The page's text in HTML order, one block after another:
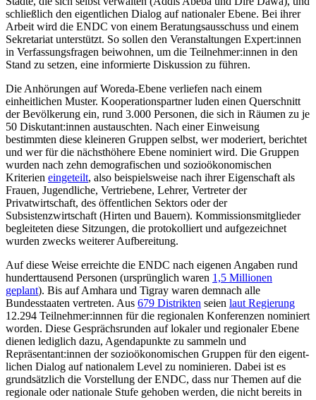
schließlich den eigentlichen Dialog auf nationaler Ebene. Bei ihrer
Arbeit wird die ENDC von einem Beratungs­ausschuss und einem
Sekretariat unterstützt. So sollen den Ver­anstaltungen Expert:innen
in Verfassungsfragen beiwohnen, um die Teilnehmer:innen in den
Stand zu setzen, eine informierte Diskussion zu führen.
Die Anhörungen auf Woreda-Ebene ver­liefen nach einem
einheitlichen Muster. Ko­operationspartner luden einen Querschnitt
der Bevölkerung ein, rund 3.000 Per­sonen, die sich in Räumen zu je
50 Diskutant:in­nen austauschten. Nach einer Einweisung
bestimmten diese kleineren Gruppen selbst, wer moderiert, berichtet
und wer für die nächsthöhere Ebene nomi­niert wird. Die Gruppen
wurden nach zehn demografischen und sozioökonomischen
Kriterien eingeteilt, also beispielsweise nach ihrer Eigenschaft als
Frauen, Jugend­liche, Ver­triebene, Lehrer, Vertreter der
Privatwirtschaft, des öffentlichen Sektors oder der
Subsistenzwirtschaft (Hirten und Bauern). Kommissionsmitglieder
begleiteten diese Sitzungen, die protokolliert und aufgezeich­net
wurden zwecks weiterer Aufbereitung.
Auf diese Weise erreichte die ENDC nach eigenen Angaben rund
hunderttausend Personen (ursprünglich waren 1,5 Millionen
geplant). Bis auf Amhara und Tigray waren demnach alle
Bundesstaaten vertreten. Aus 679 Distrikten seien laut Regierung
12.294 Teilnehmer:innnen für die regionalen Kon­ferenzen nominiert
worden. Diese Ge­sprächs­runden auf lokaler und regio­naler Ebene
dienen lediglich dazu, Agendapunkte zu sammeln und
Repräsentant:innen der sozioökonomischen Gruppen für den eigent­
lichen Dialog auf nationalem Level zu nominieren. Dabei ist es
grundsätzlich die Vorstellung der ENDC, dass nur Themen auf die
regio­nale oder nationale Stufe gehoben werden, die nicht bereits in